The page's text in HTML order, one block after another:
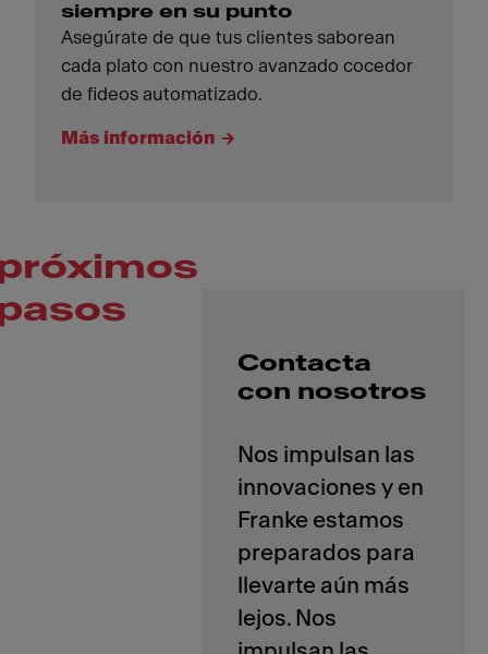
siempre en su punto
Asegúrate de que tus clientes saborean
cada plato con nuestro avanzado cocedor
de fideos automatizado.
Más información
Contacta
con nosotros
Nos impulsan las
innovaciones y en
Franke estamos
preparados para
llevarte aún más
lejos. Nos